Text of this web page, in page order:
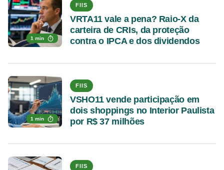
1 min
FIIS
VRTA11 vale a pena? Raio-X da
carteira de CRIs, da proteção
contra o IPCA e dos dividendos
1 min
FIIS
VSHO11 vende participação em
dois shoppings no Interior Paulista
por R$ 37 milhões
FIIS